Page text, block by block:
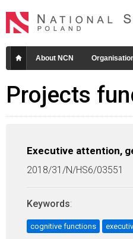
About NCN
Projects
Executive attention,
2018/31/N/HS6/03551
Keywords:
cognitive functions